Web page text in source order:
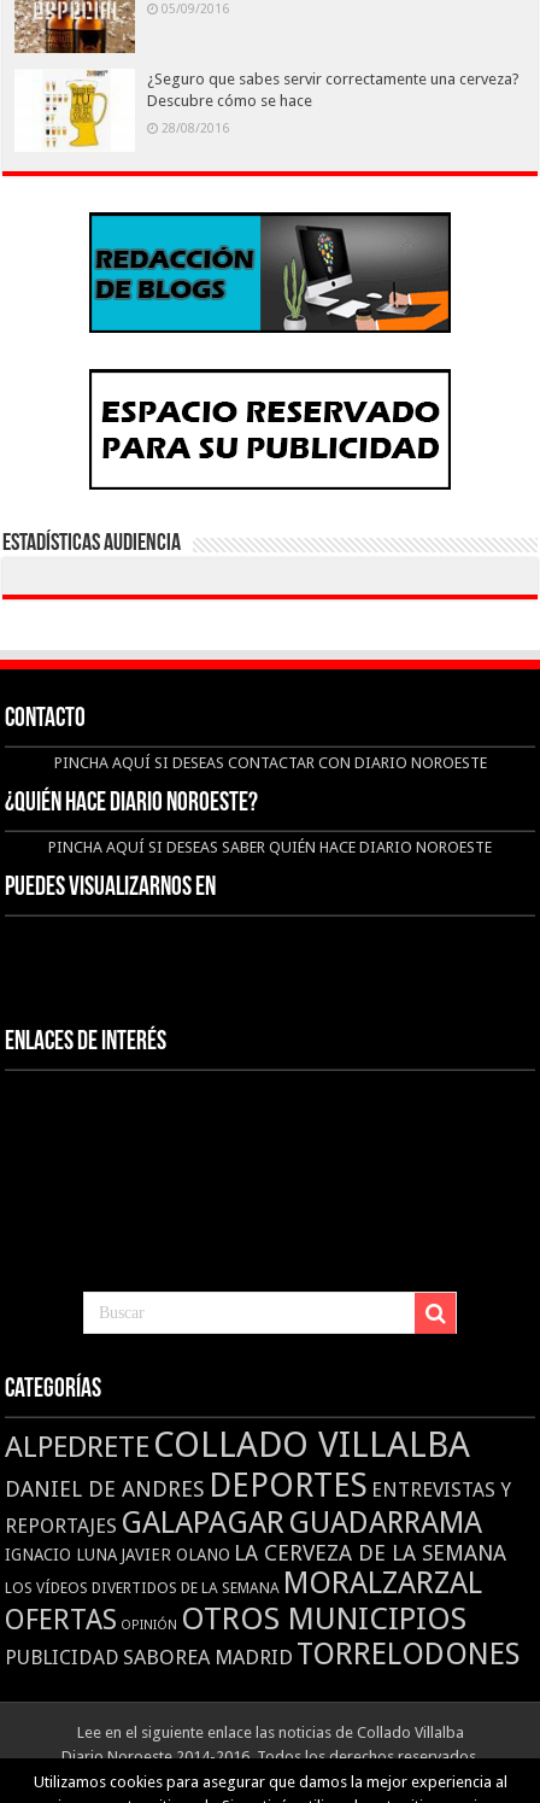
05/09/2016
¿Seguro que sabes servir correctamente una cerveza?
Descubre cómo se hace
28/08/2016
Estadísticas Audiencia
CONTACTO
PINCHA AQUÍ SI DESEAS CONTACTAR CON DIARIO NOROESTE
¿QUIÉN HACE DIARIO NOROESTE?
PINCHA AQUÍ SI DESEAS SABER QUIÉN HACE DIARIO NOROESTE
Puedes visualizarnos en
Enlaces de interés
Categorías
ALPEDRETE COLLADO VILLALBA
DANIEL DE ANDRES DEPORTES ENTREVISTAS Y
REPORTAJES GALAPAGAR GUADARRAMA
IGNACIO LUNA JAVIER OLANO LA CERVEZA DE LA SEMANA
LOS VÍDEOS DIVERTIDOS DE LA SEMANA MORALZARZAL
OFERTAS OPINIÓN OTROS MUNICIPIOS
PUBLICIDAD SABOREA MADRID TORRELODONES
Lee en el siguiente enlace las noticias de Collado Villalba
Diario Noroeste 2014-2016. Todos los derechos reservados.
Otros medios de comunicación de la zona: El Faro del Guadarrama, La Voz
Utilizamos cookies para asegurar que damos la mejor experiencia al